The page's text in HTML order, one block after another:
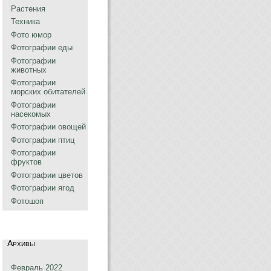
Растения
Техника
Фото юмор
Фотографии еды
Фотографии
животных
Фотографии
морских обитателей
Фотографии
насекомых
Фотографии овощей
Фотографии птиц
Фотографии
фруктов
Фотографии цветов
Фотографии ягод
Фотошоп
Архивы
Февраль 2022